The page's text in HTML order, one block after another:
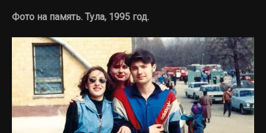
Фото на память. Тула, 1995 год.